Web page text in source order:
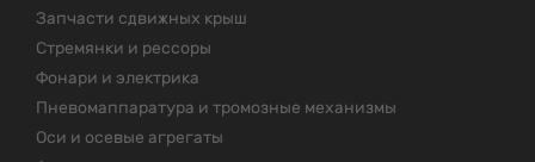
Запчасти сдвижных крыш
Стремянки и рессоры
Фонари и электрика
Пневомаппаратура и тромозные механизмы
Оси и осевые агрегаты